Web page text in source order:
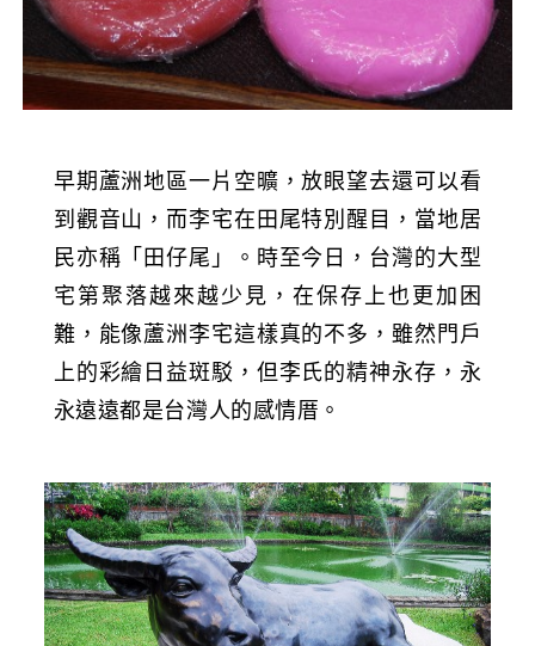
早期蘆洲地區一片空曠，放眼望去還可以看
到觀音山，而李宅在田尾特別醒目，當地居
民亦稱「田仔尾」。時至今日，台灣的大型
宅第聚落越來越少見，在保存上也更加困
難，能像蘆洲李宅這樣真的不多，雖然門戶
上的彩繪日益斑駁，但李氏的精神永存，永
永遠遠都是台灣人的感情厝。